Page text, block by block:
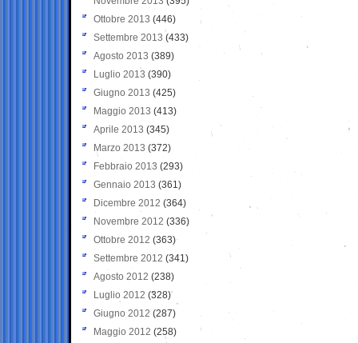
Ottobre 2013 (446)
Settembre 2013 (433)
Agosto 2013 (389)
Luglio 2013 (390)
Giugno 2013 (425)
Maggio 2013 (413)
Aprile 2013 (345)
Marzo 2013 (372)
Febbraio 2013 (293)
Gennaio 2013 (361)
Dicembre 2012 (364)
Novembre 2012 (336)
Ottobre 2012 (363)
Settembre 2012 (341)
Agosto 2012 (238)
Luglio 2012 (328)
Giugno 2012 (287)
Maggio 2012 (258)